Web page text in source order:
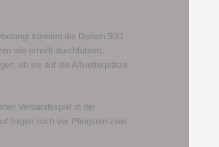
konnten die Damen 50/1
wie erhofft durchführen.
ob sie auf die Allwetterplätze
Verbandsspiel in der
folgen noch vor Pfingsten zwei